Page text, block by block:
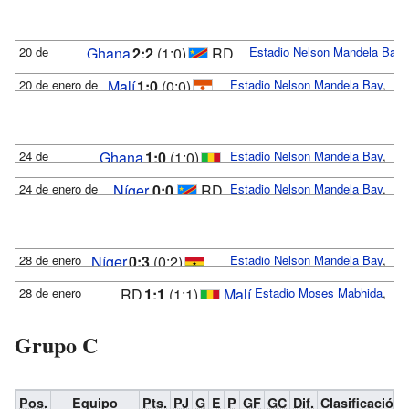
20 de
enero
de
(UTC+2)
Ghana2:2(1:0)
RD
Congo
Estadio Nelson Mandela Bay
Port Elizabeth
Agyemang-
Badu
49'
Reporte Mputu
53'
69' (pen.)
Árbitro: Daniel Bennett
20 de enero de Malí1:0(0:0)
Estadio Nelson Mandela Bay,
Keita
84'
Reporte Árbitro: Slim Jedidi
24 de
enero de
2013,
Ghana1:0(1:0)
Malí
Estadio Nelson Mandela Bay,
Port Elizabeth
Mubarak
36' (pen.)
Reporte Árbitro:
Noumandiez
24 de enero de
Níger0:0
RD Estadio Nelson Mandela Bay,
Rep
orte
Árbitro:
Bouchaib El-
Ahrach
28 de enero
de 2013,
19:00
Níger0:3(0:2)
Ghana
Estadio Nelson Mandela Bay,
Port Elizabeth
23'
28 de enero
(UTC+2)
RD1:1(1:1) Malí Estadio Moses Mabhida,
14'
Haimoudi
Grupo C
Pos. Equipo Pts. PJ G E P GF GC Dif. Clasificación